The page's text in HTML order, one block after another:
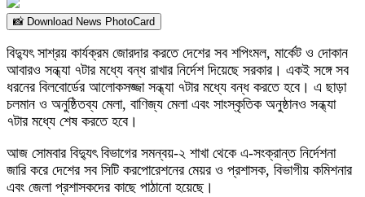
📸 Download News PhotoCard
বিদ্যুৎ সাশ্রয় কার্যক্রম জোরদার করতে দেশের সব শপিংমল, মার্কেট ও দোকান
আবারও সন্ধ্যা ৭টার মধ্যে বন্ধ রাখার নির্দেশ দিয়েছে সরকার। একই সঙ্গে সব
ধরনের বিলবোর্ডের আলোকসজ্জা সন্ধ্যা ৭টার মধ্যে বন্ধ করতে হবে। এ ছাড়া
চলমান ও অনুষ্ঠিতব্য মেলা, বাণিজ্য মেলা এবং সাংস্কৃতিক অনুষ্ঠানও সন্ধ্যা
৭টার মধ্যে শেষ করতে হবে।
আজ সোমবার বিদ্যুৎ বিভাগের সমন্বয়-২ শাখা থেকে এ-সংক্রান্ত নির্দেশনা
জারি করে দেশের সব সিটি করপোরেশনের মেয়র ও প্রশাসক, বিভাগীয় কমিশনার
এবং জেলা প্রশাসকদের কাছে পাঠানো হয়েছে।